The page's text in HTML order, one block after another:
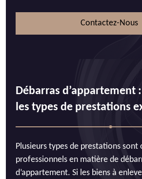
Contactez-Nous
Débarras d’appartement
les types de prestations
Plusieurs types de prestations sont
professionnels en matière de
d’appartement. Si les biens à